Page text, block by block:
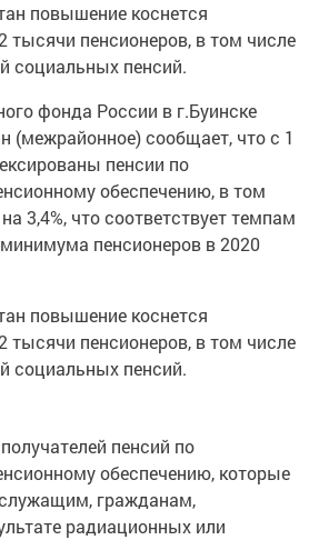
повышение коснется
тысячи пенсионеров, в том числе
социальных пенсий.
фонда России в г.Буинске
(межрайонное) сообщает, что с 1
пенсии по
обеспечению, в том
3,4%, что соответствует темпам
пенсионеров в 2020
повышение коснется
тысячи пенсионеров, в том числе
социальных пенсий.
пенсий по
обеспечению, которые
гражданам,
радиационных или